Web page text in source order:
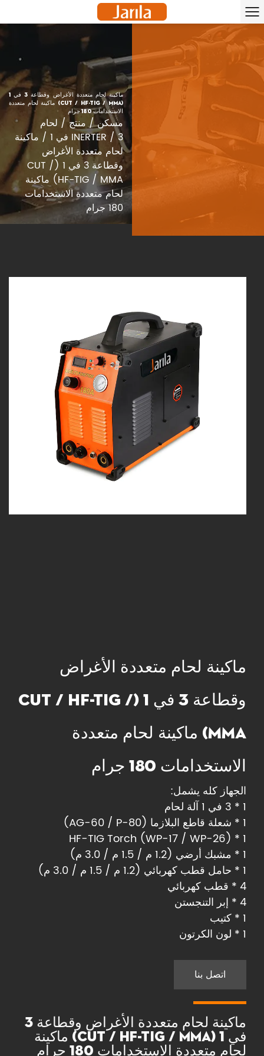
ماكينة لحام متعددة الأغراض وقطاعة 3 في 1
(CUT / HF-TIG / MMA) ماكينة لحام متعددة
الاستخدامات 180 جرام
مسكن/منتج/ لحام
INERTER /3 في 1 / ماكينة
لحام متعددة الأغراض
وقطاعة 3 في 1 (CUT /
HF-TIG / MMA) ماكينة
لحام متعددة الاستخدامات
180 جرام
ماكينة لحام متعددة الأغراض
وقطاعة 3 في 1 (CUT / HF-TIG /
MMA) ماكينة لحام متعددة
الاستخدامات 180 جرام
الجهاز كله يشمل:
1 * 3 في 1 آلة لحام
1 * شعلة قاطع البلازما (AG-60 / P-80)
1 * HF-TIG Torch (WP-17 / WP-26)
1 * مشبك أرضي (1.2 م / 1.5 م / 3.0 م)
1 * حامل قطب كهربائي (1.2 م / 1.5 م / 3.0 م)
4 * قطب كهربائي
4 * إبر التنجستن
1 * كتيب
1 * لون الكرتون
اتصل بنا
ماكينة لحام متعددة الأغراض وقطاعة 3
في 1 (CUT / HF-TIG / MMA) ماكينة
لحام متعددة الاستخدامات 180 جرام